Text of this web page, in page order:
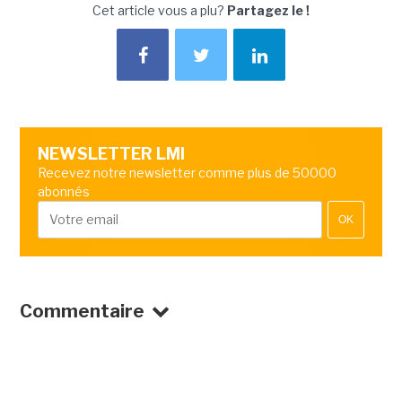
Cet article vous a plu? Partagez le !
NEWSLETTER LMI
Recevez notre newsletter comme plus de 50000
abonnés
OK
Commentaire